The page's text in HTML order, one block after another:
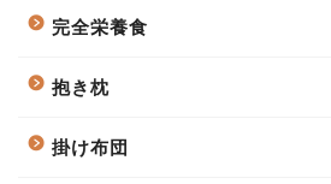
完全栄養食
抱き枕
掛け布団